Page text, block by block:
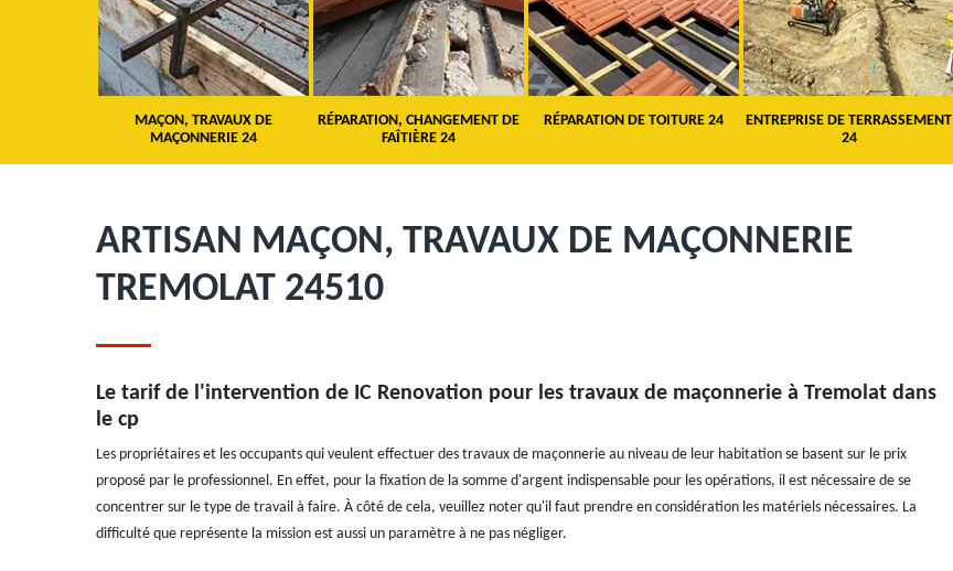
MAÇON, TRAVAUX DE
MAÇONNERIE 24
RÉPARATION, CHANGEMENT DE
FAÎTIÈRE 24
RÉPARATION DE TOITURE 24
ENTREPRISE DE TERRASSEMENT
24
ARTISAN MAÇON, TRAVAUX DE MAÇONNERIE
TREMOLAT 24510
Le tarif de l'intervention de IC Renovation pour les travaux de maçonnerie à Tremolat dans
le cp
Les propriétaires et les occupants qui veulent effectuer des travaux de maçonnerie au niveau de leur habitation se basent sur le prix
proposé par le professionnel. En effet, pour la fixation de la somme d'argent indispensable pour les opérations, il est nécessaire de se
concentrer sur le type de travail à faire. À côté de cela, veuillez noter qu'il faut prendre en considération les matériels nécessaires. La
difficulté que représente la mission est aussi un paramètre à ne pas négliger.